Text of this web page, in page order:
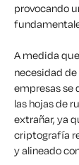
provocando
A medida
necesidad
empresas se
las hojas de
extrañar, ya
criptografía
y alineado